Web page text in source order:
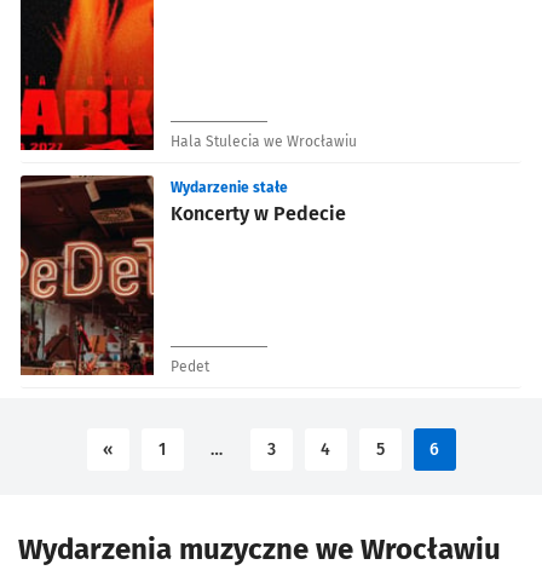
Hala Stulecia we Wrocławiu
Koncerty w Pedecie
Wydarzenie stałe
Pedet
« 1 … 3 4 5 6
Wydarzenia muzyczne we Wrocławiu